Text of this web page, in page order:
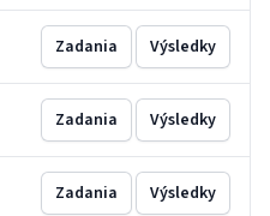
Zadania Výsledky
Zadania Výsledky
Zadania Výsledky